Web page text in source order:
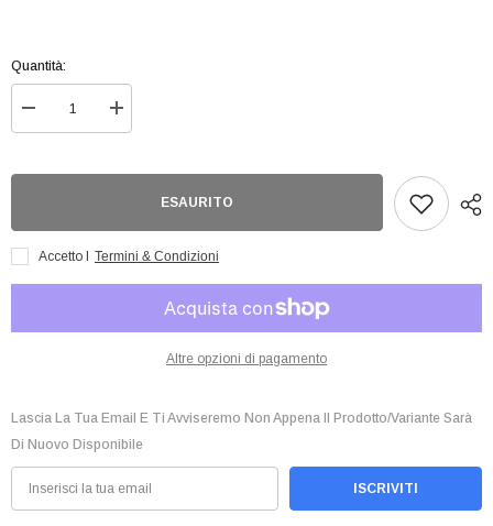
Quantità:
Diminuisci
quantità
Aumenta
quantità
ESAURITO
Accetto I Termini & Condizioni
Altre opzioni di pagamento
Lascia La Tua Email E Ti Avviseremo Non Appena Il Prodotto/variante Sarà
Di Nuovo Disponibile
ISCRIVITI